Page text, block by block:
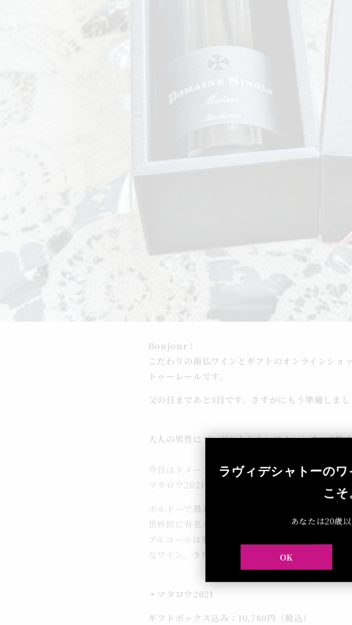
Bonjour !
こだわりの南仏ワインとギフトのオンラインシ
トゥーレールです。
父の日まであと3日です。さすがにもう準備しまし
大人の男性にプレゼントしたいワインシリーズ第
今日はドメーヌシングラの中でもお勧めの南仏ら
マタロウ2021です。
ボルドーで最高級の樽「ナダリエオーク樽」で丁
世界的に有名なワイン評論家：Robert Parker氏よ
アルコールは強めでありながら、穏やかな心地良
なワイン。
ラヴィデシャトーおすすめのワインで
▪️マタロウ2021
ギフトボックス込み：10,780円（税込）
ラヴィデシャトーの
こそ
あなたは20歳
OK